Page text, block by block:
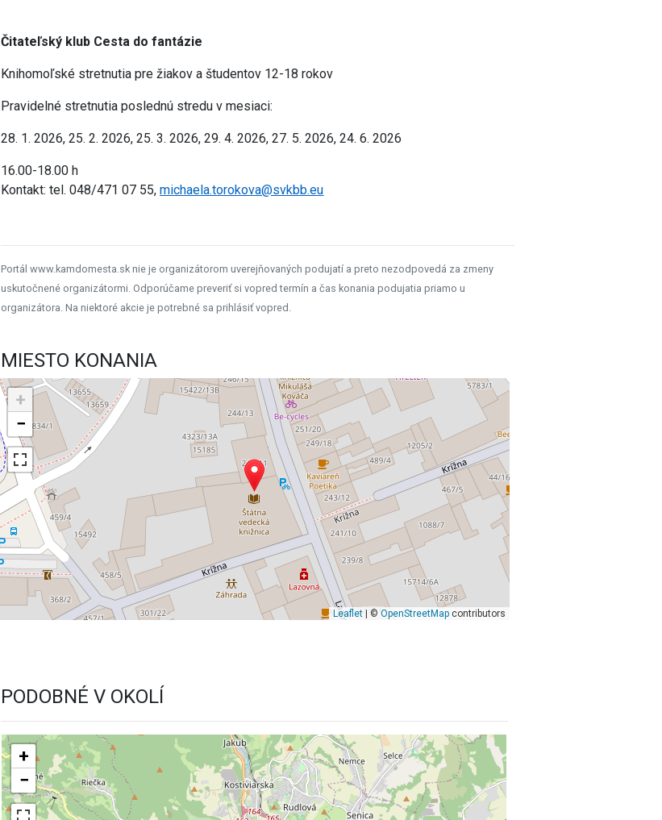
Čitateľský klub Cesta do fantázie
Knihomoľské stretnutia pre žiakov a študentov 12-18 rokov
Pravidelné stretnutia poslednú stredu v mesiaci:
28. 1. 2026, 25. 2. 2026, 25. 3. 2026, 29. 4. 2026, 27. 5. 2026, 24. 6. 2026
16.00-18.00 h
Kontakt: tel. 048/471 07 55,michaela.torokova@svkbb.eu
Portál www.kamdomesta.sk nie je organizátorom uverejňovaných podujatí a preto nezodpovedá za zmeny
uskutočnené organizátormi. Odporúčame preveriť si vopred termín a čas konania podujatia priamo u
organizátora. Na niektoré akcie je potrebné sa prihlásiť vopred.
MIESTO KONANIA
+
−
Leaflet| © OpenStreetMapcontributors
PODOBNÉ V OKOLÍ
+
−